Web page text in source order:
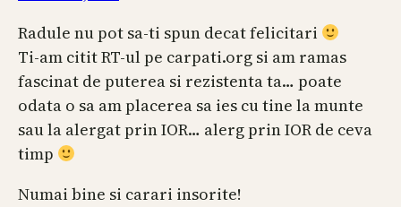
Radule nu pot sa-ti spun decat felicitari
Ti-am citit RT-ul pe carpati.org si am ramas
fascinat de puterea si rezistenta ta… poate
odata o sa am placerea sa ies cu tine la munte
sau la alergat prin IOR… alerg prin IOR de ceva
timp
Numai bine si carari insorite!